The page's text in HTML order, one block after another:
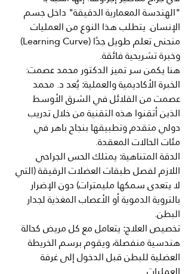
"الهندسة المعمارية الدقيقة" داخل جسم
الإنسان. يتطلب هذا النوع من العمليات
منحنى تعلم طويل جدًا (Learning Curve)
وخبرة تشريحية فائقة.
هنا يكمن سر تميز الدكتور محمدعصمت:
الخبرةالأكاديميةوالعملية: يُعد د. محمد
عصمت من القلائل في الشرق الأوسط
الذين أتقنوا هذه التقنية من خلال تدريب
دولي متقدم وتطبيقها بنجاح باهر في
مئات الحالات المعقدة.
الدقةالمتناهية: يمتلك الحس الجراحي
اللازم لفصل طبقات العضلات الرقيقة (التي
لا يتعدى سمكها مليمترات) دون الإضرار
بالتروية الدموية أو الأعصاب المغذية لجدار
البطن.
تخصيصالعلاج: يتعامل مع كل مريض كحالة
هندسية منفصلة، ويقوم برسم الخريطة
العضلية للبطن قبل الدخول إلى غرفة